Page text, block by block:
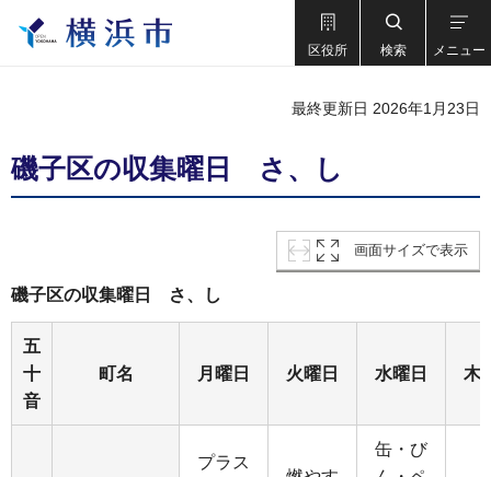
区役所 検索 メニュー
最終更新日 2026年1月23日
磯子区の収集曜日 さ、し
画面サイズで表示
磯子区の収集曜日 さ、し
五
十
音
町名 月曜日 火曜日 水曜日 木
プラス
缶・び